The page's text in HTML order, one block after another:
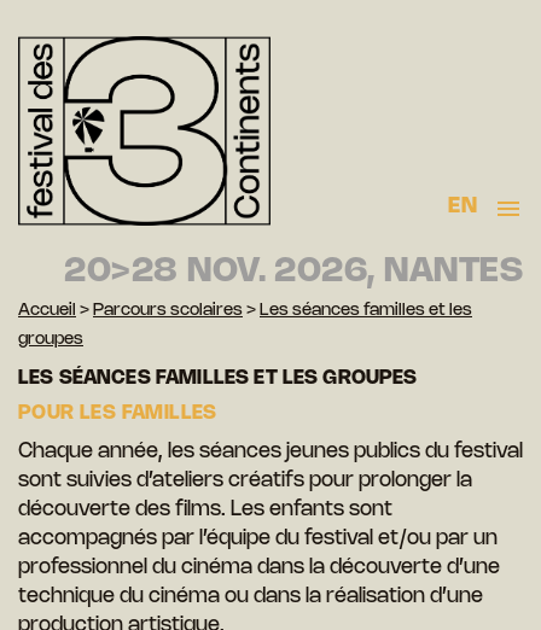
EN
20>28 NOV. 2026, NANTES
Accueil > Parcours scolaires > Les séances familles et les
groupes
LES SÉANCES FAMILLES ET LES GROUPES
POUR LES FAMILLES
Chaque année, les séances jeunes publics du festival
sont suivies d’ateliers créatifs pour prolonger la
découverte des films. Les enfants sont
accompagnés par l’équipe du festival et/ou par un
professionnel du cinéma dans la découverte d’une
technique du cinéma ou dans la réalisation d’une
production artistique.